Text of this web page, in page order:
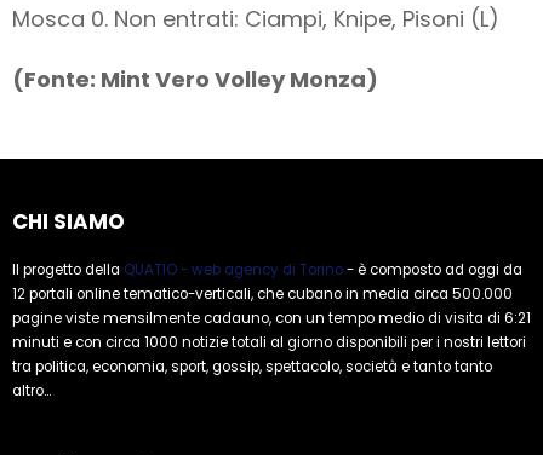
Mosca 0. Non entrati: Ciampi, Knipe, Pisoni (L)
(Fonte: Mint Vero Volley Monza)
CHI SIAMO
Il progetto della QUATIO - web agency di Torino- è composto ad oggi da
12 portali online tematico-verticali, che cubano in media circa 500.000
pagine viste mensilmente cadauno, con un tempo medio di visita di 6:21
minuti e con circa 1000 notizie totali al giorno disponibili per i nostri lettori
tra politica, economia, sport, gossip, spettacolo, società e tanto tanto
altro...